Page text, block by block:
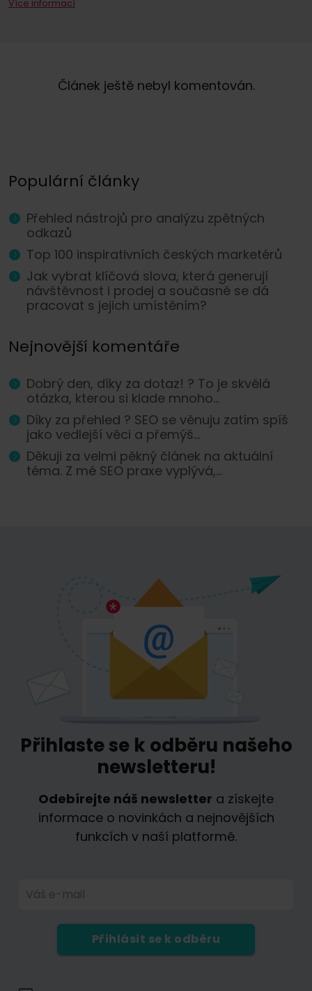
Registrací k odběru newsletteru souhlasíte se zasíláním obchodních informací prostřednictvím elektronických komunikačních prostředků, zejména e-mailu, týkajících se přímého marketingu služeb a produktů nabízených společností WhitePress s.r.o. a jejími důvěryhodnými obchodními partnery, kteří mají zájem o marketing vlastního zboží nebo služeb. Právním základem pro zpracování vašich osobních údajů je udělený souhlas (čl. 6 odst. 1 písm. a) GDPR).
Více informací
Článek ještě nebyl komentován.
Populární články
Přehled nástrojů pro analýzu zpětných
odkazů
Top 100 inspirativních českých marketérů
Jak vybrat klíčová slova, která generují
návštěvnost i prodej a současně se dá
pracovat s jejich umístěním?
Nejnovější komentáře
Dobrý den, díky za dotaz! ? To je skvělá
otázka, kterou si klade mnoho...
Díky za přehled ? SEO se věnuju zatím spíš
jako vedlejší věci a přemýš...
Děkuji za velmi pěkný článek na aktuální
téma. Z mé SEO praxe vyplývá,...
Přihlaste se k odběru našeho
newsletteru!
Odebírejte náš newsletter a získejte
informace o novinkách a nejnovějších
funkcích v naší platformě.
Váš e-mail
Přihlásit se k odběru